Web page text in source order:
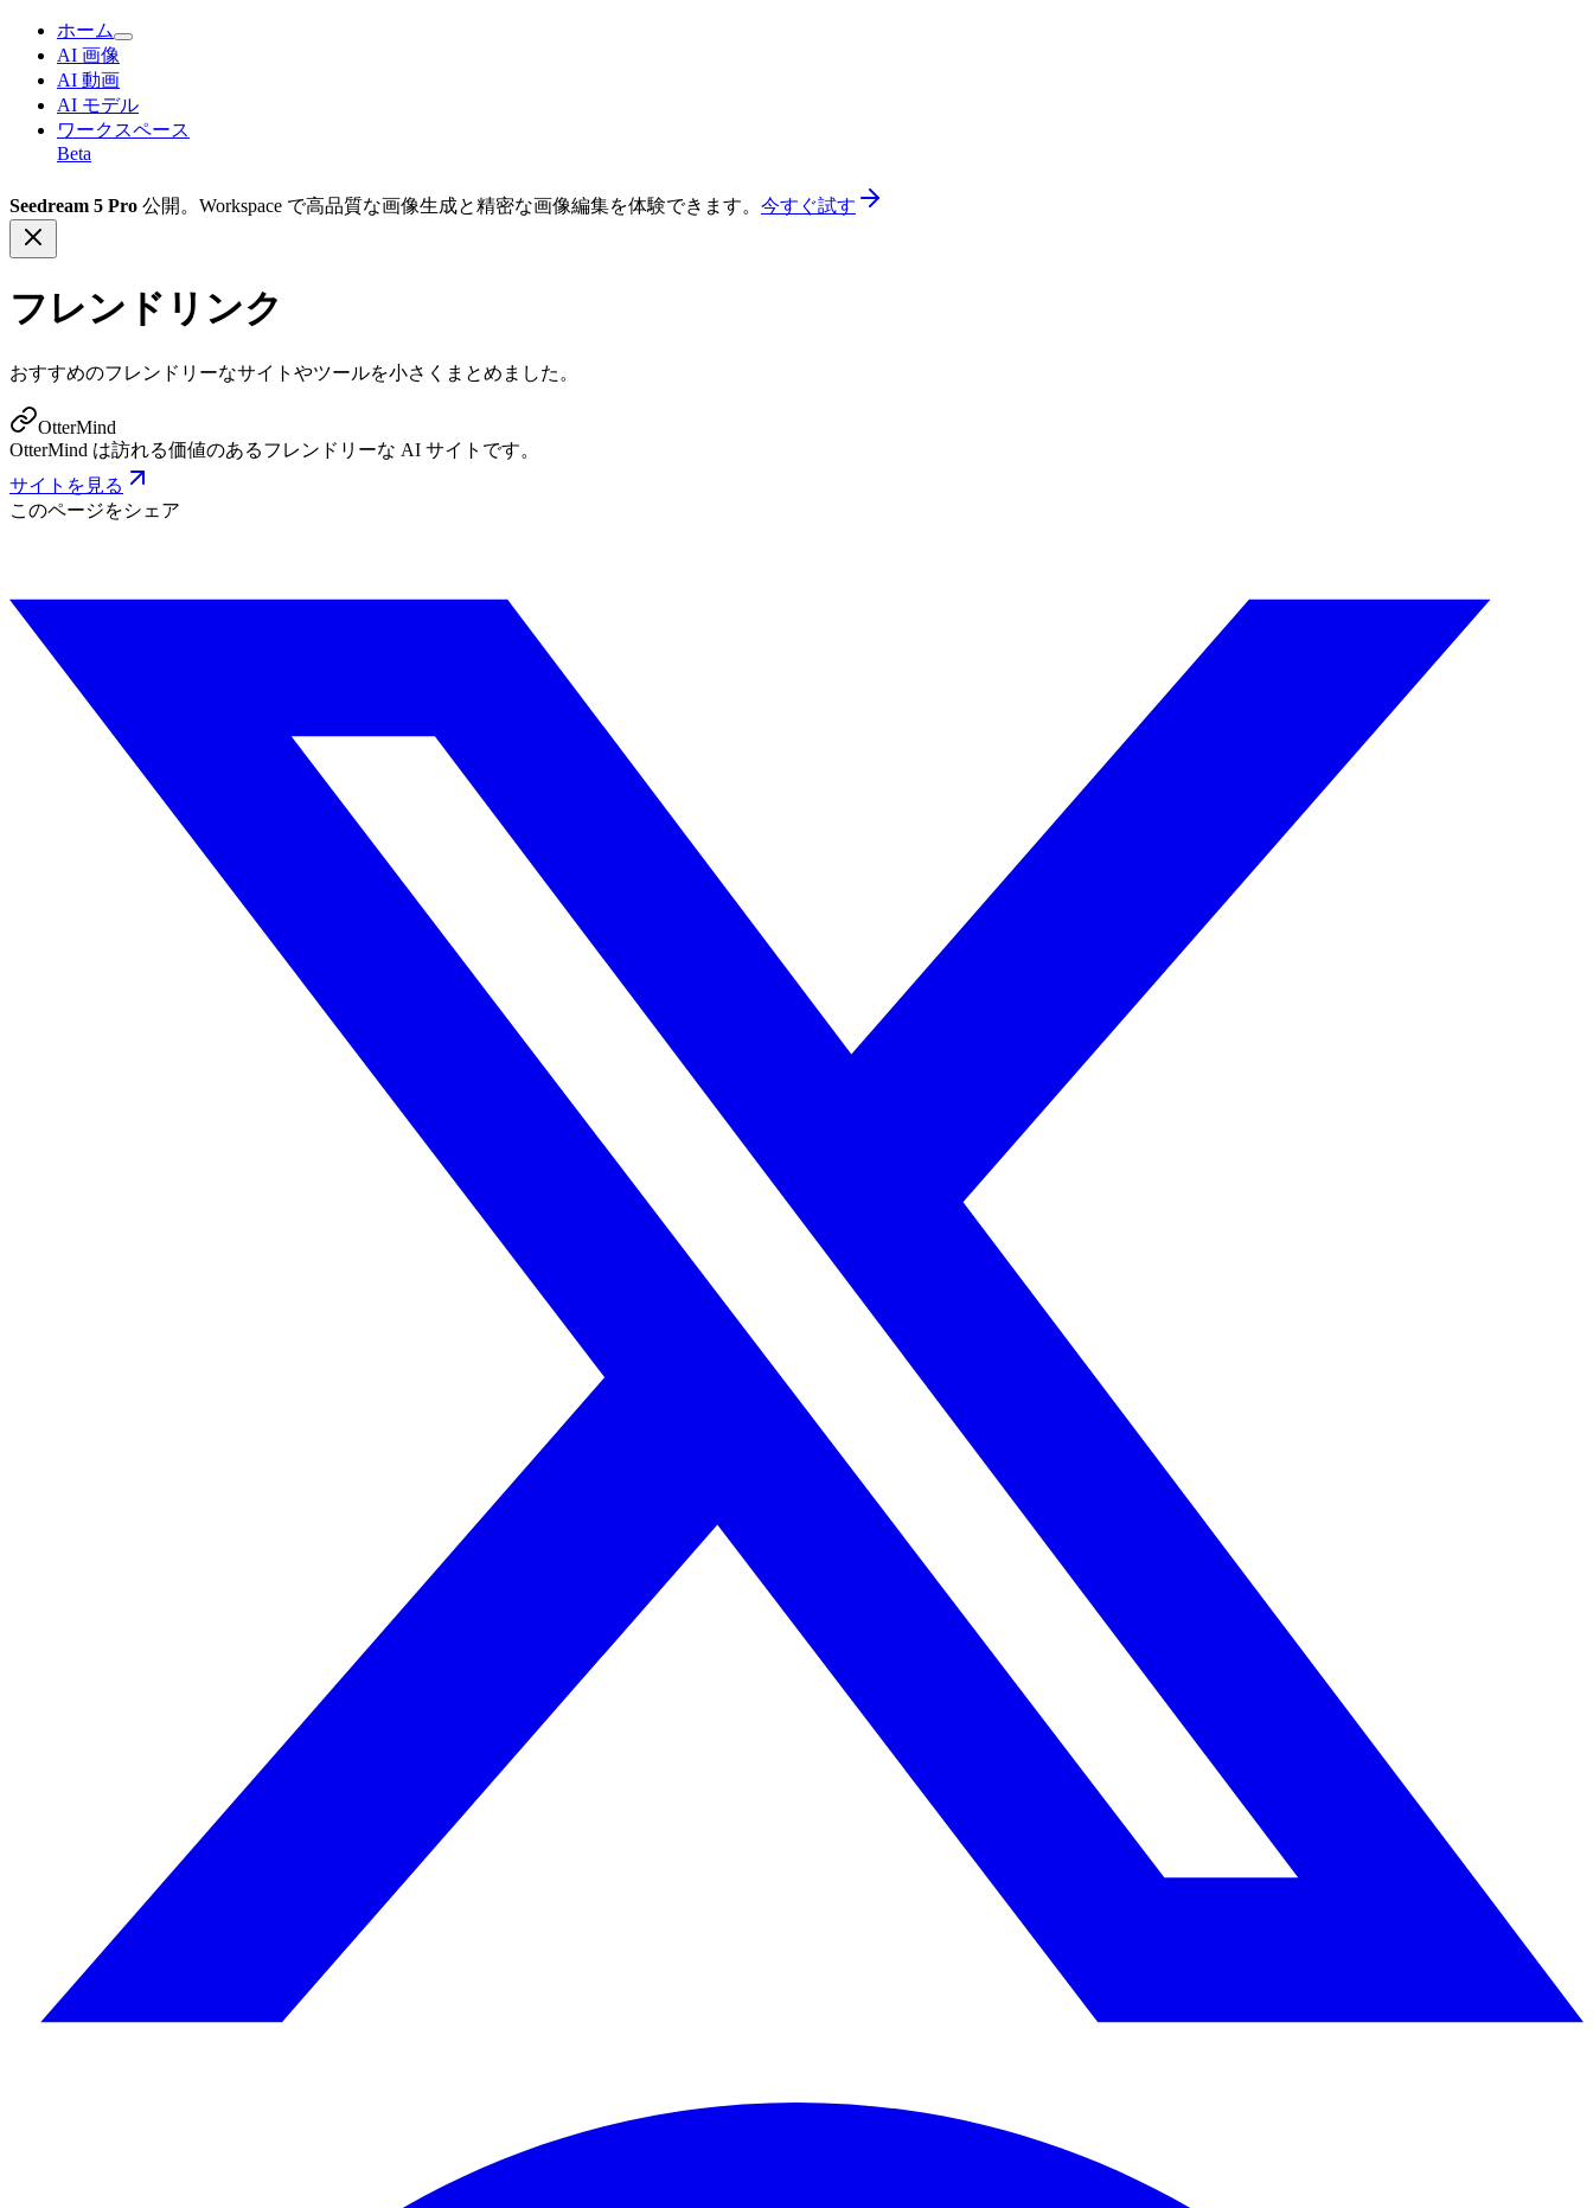
ホーム
AI 画像
AI 動画
AI モデル
ワークスペース
Beta
Seedream 5 Pro 公開。Workspace で高品質な画像生成と精密な画像編集を体験できます。 今すぐ試す
フレンドリンク
おすすめのフレンドリーなサイトやツールを小さくまとめました。
OtterMind
OtterMind は訪れる価値のあるフレンドリーな AI サイトです。
サイトを見る
このページをシェア